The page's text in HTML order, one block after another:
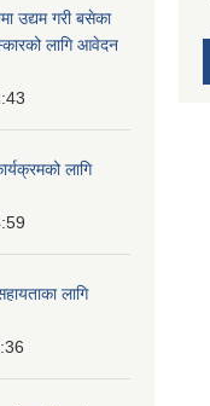
उद्यम गरी बसेका
लागि आवेदन
लागि
लागि